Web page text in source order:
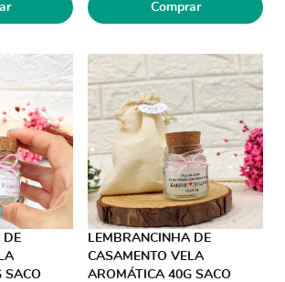
Comprar
DE
SACO
LEMBRANCINHA DE
CASAMENTO VELA
AROMÁTICA 40G SACO